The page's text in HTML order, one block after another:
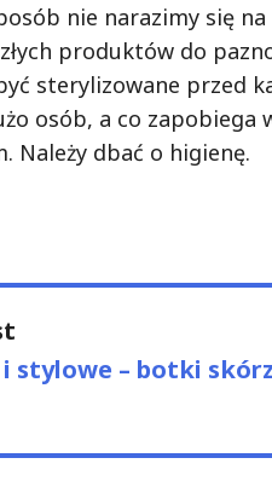
nie narazimy się
produktów do
sterylizowane przed
osób, a co
Należy dbać o higienę.
post:
i stylowe – botki